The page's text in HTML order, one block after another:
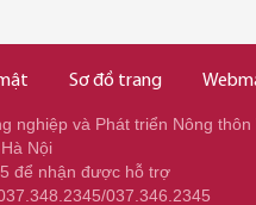
Sơ đồ trang
nghiệp và Phát triển Nông thôn
Nội
để nhận được hỗ trợ
037.346.2345